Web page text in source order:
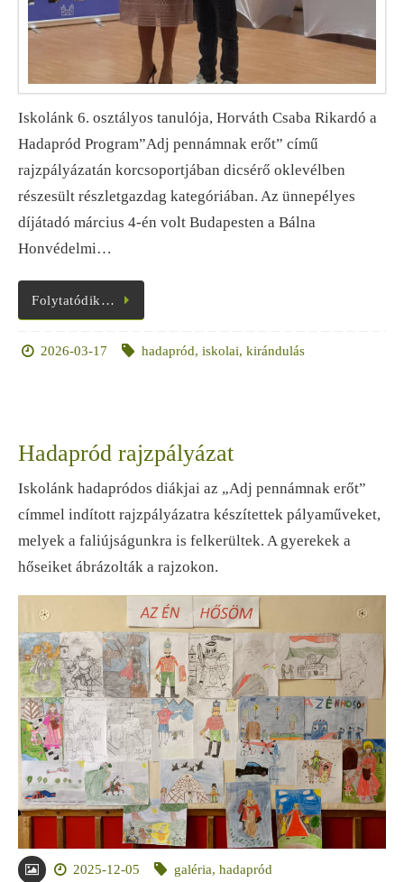
Iskolánk 6. osztályos tanulója, Horváth Csaba Rikardó a
Hadapród Program”Adj pennámnak erőt” című
rajzpályázatán korcsoportjában dicsérő oklevélben
részesült részletgazdag kategóriában. Az ünnepélyes
díjátadó március 4-én volt Budapesten a Bálna
Honvédelmi…
Folytatódik…
2026-03-17 hadapród, iskolai, kirándulás
Hadapród rajzpályázat
Iskolánk hadapródos diákjai az „Adj pennámnak erőt”
címmel indított rajzpályázatra készítettek pályaműveket,
melyek a faliújságunkra is felkerültek. A gyerekek a
hőseiket ábrázolták a rajzokon.
2025-12-05 galéria, hadapród